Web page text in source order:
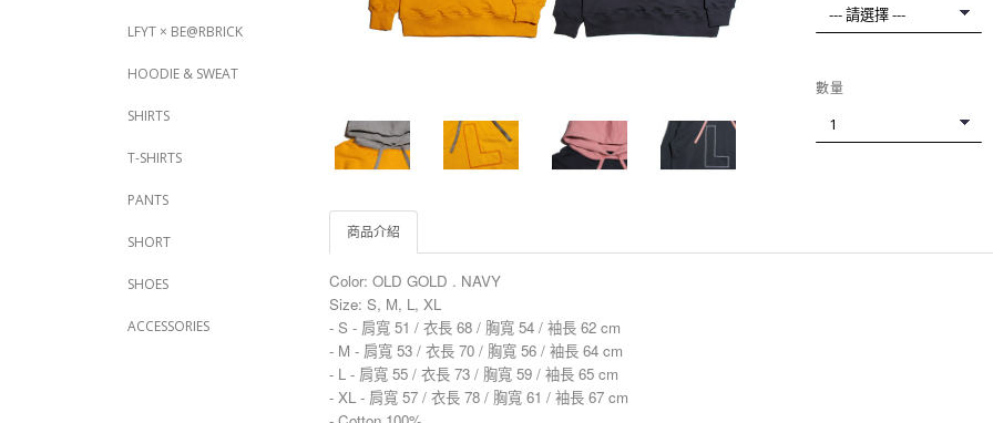
LFYT × BE@RBRICK
HOODIE & SWEAT
SHIRTS
T-SHIRTS
PANTS
SHORT
SHOES
ACCESSORIES
數量
商品介紹
Color: OLD GOLD . NAVY
Size: S, M, L, XL
- S - 肩寬 51 / 衣長 68 / 胸寬 54 / 袖長 62 cm
- M - 肩寬 53 / 衣長 70 / 胸寬 56 / 袖長 64 cm
- L - 肩寬 55 / 衣長 73 / 胸寬 59 / 袖長 65 cm
- XL - 肩寬 57 / 衣長 78 / 胸寬 61 / 袖長 67 cm